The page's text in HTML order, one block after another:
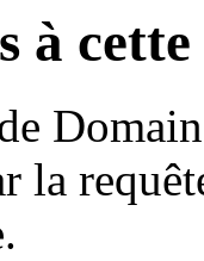
à
la